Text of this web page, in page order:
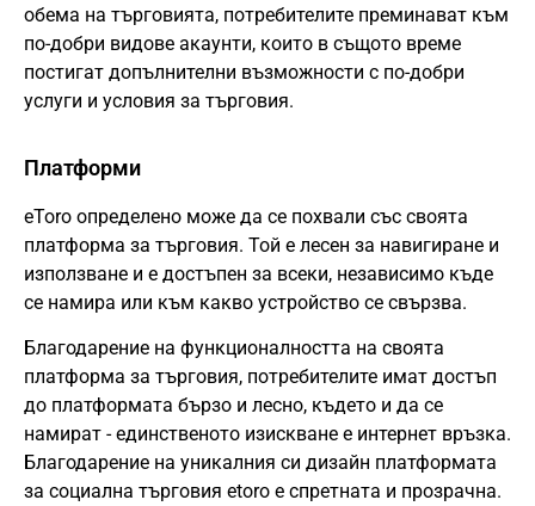
обема на търговията, потребителите преминават към
по-добри видове акаунти, които в същото време
постигат допълнителни възможности с по-добри
услуги и условия за търговия.
Платформи
eToro определено може да се похвали със своята
платформа за търговия. Той е лесен за навигиране и
използване и е достъпен за всеки, независимо къде
се намира или към какво устройство се свързва.
Благодарение на функционалността на своята
платформа за търговия, потребителите имат достъп
до платформата бързо и лесно, където и да се
намират - единственото изискване е интернет връзка.
Благодарение на уникалния си дизайн платформата
за социална търговия etoro е спретната и прозрачна.